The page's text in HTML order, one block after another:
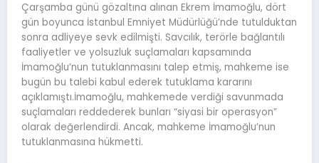
Çarşamba günü gözaltına alınan Ekrem İmamoğlu, dört
gün boyunca İstanbul Emniyet Müdürlüğü’nde tutulduktan
sonra adliyeye sevk edilmişti. Savcılık, terörle bağlantılı
faaliyetler ve yolsuzluk suçlamaları kapsamında
İmamoğlu’nun tutuklanmasını talep etmiş, mahkeme ise
bugün bu talebi kabul ederek tutuklama kararını
açıklamıştı.İmamoğlu, mahkemede verdiği savunmada
suçlamaları reddederek bunları “siyasi bir operasyon”
olarak değerlendirdi. Ancak, mahkeme İmamoğlu’nun
tutuklanmasına hükmetti.